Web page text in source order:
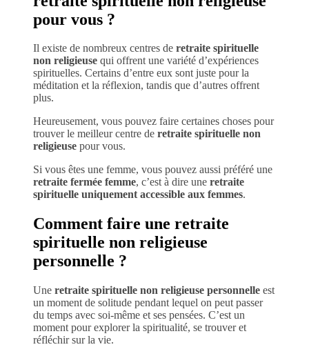
pour vous ?
Il existe de nombreux centres de retraite spirituelle
non religieuse qui offrent une variété d’expériences
spirituelles. Certains d’entre eux sont juste pour la
méditation et la réflexion, tandis que d’autres offrent
plus.
Heureusement, vous pouvez faire certaines choses pour
trouver le meilleur centre de retraite spirituelle non
religieuse pour vous.
Si vous êtes une femme, vous pouvez aussi préféré une
retraite fermée femme, c’est à dire une retraite
spirituelle uniquement accessible aux femmes.
Comment faire une retraite
spirituelle non religieuse
personnelle ?
Une retraite spirituelle non religieuse personnelle est
un moment de solitude pendant lequel on peut passer
du temps avec soi-même et ses pensées. C’est un
moment pour explorer la spiritualité, se trouver et
réfléchir sur la vie.